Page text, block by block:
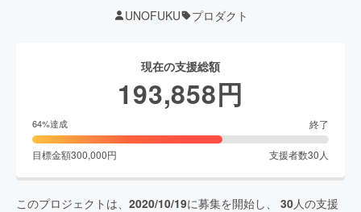
UNOFUKU プロダクト
現在の支援総額
193,858円
64%達成 終了
目標金額300,000円 支援者数30 人
このプロジェクトは、 2020/10/19に募集を開始し、 30人の支援